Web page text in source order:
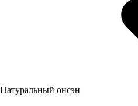
Натуральный онсэн